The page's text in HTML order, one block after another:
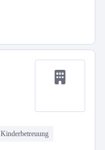
Kinderbetreuung